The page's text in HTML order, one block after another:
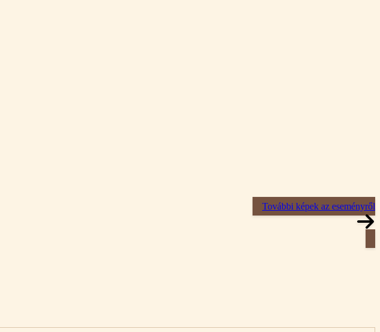
További képek az eseményről